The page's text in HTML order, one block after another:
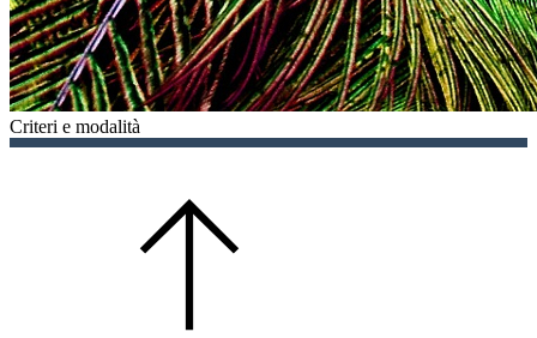
Criteri e modalità